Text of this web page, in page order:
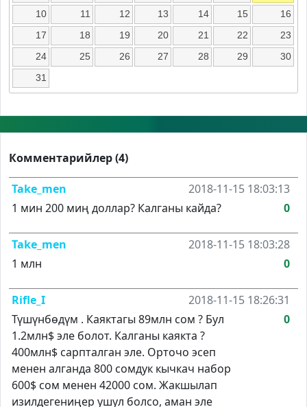
10
11 12 13 14 15
16
17
18 19 20 21 22
23
24
25 26 27 28 29
30
31
Комментарийлер (4)
Take_men
2018-11-15 18:03:13
1 мин 200 миң доллар? Калганы кайда?
0
Take_men
2018-11-15 18:03:28
1 млн
0
Rifle_I
2018-11-15 18:26:31
Түшүнбөдүм . Каяктагы 89млн сом ? Бул
1.2млн$ эле болот. Калганы каякта ?
400млн$ сарпталган эле. Орточо эсеп
менен алганда 800 сомдук кычкач набор
600$ сом менен 42000 сом. Жакшылап
изилдегениңер ушул болсо, аман эле
0